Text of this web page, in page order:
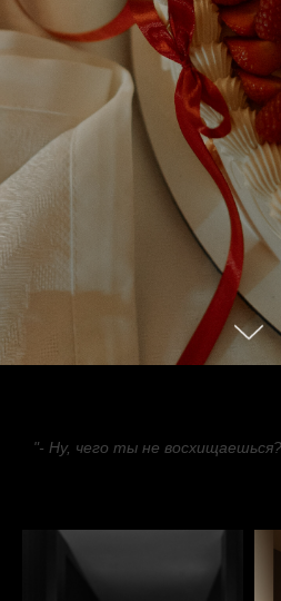
"- Ну, чего ты не